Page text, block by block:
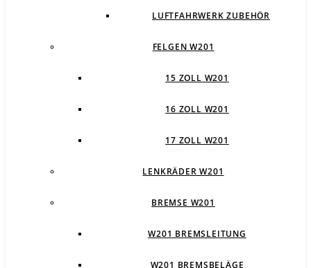
LUFTFAHRWERK ZUBEHÖR
FELGEN W201
15 ZOLL W201
16 ZOLL W201
17 ZOLL W201
LENKRÄDER W201
BREMSE W201
W201 BREMSLEITUNG
W201 BREMSBELÄGE